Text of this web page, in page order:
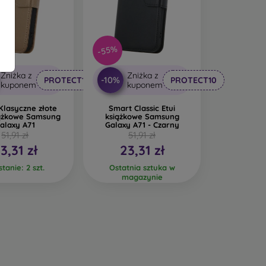
Zniżka z
kuponem
PROTECT10
złote
Samsung
A71
51,91 zł
zł
2 szt.
-55%
-10%
Zniżka z
kuponem
PROTECT10
Smart Classic Etui
książkowe Samsung
Galaxy A71 - Czarny
51,91 zł
23,31 zł
Ostatnia sztuka w
magazynie